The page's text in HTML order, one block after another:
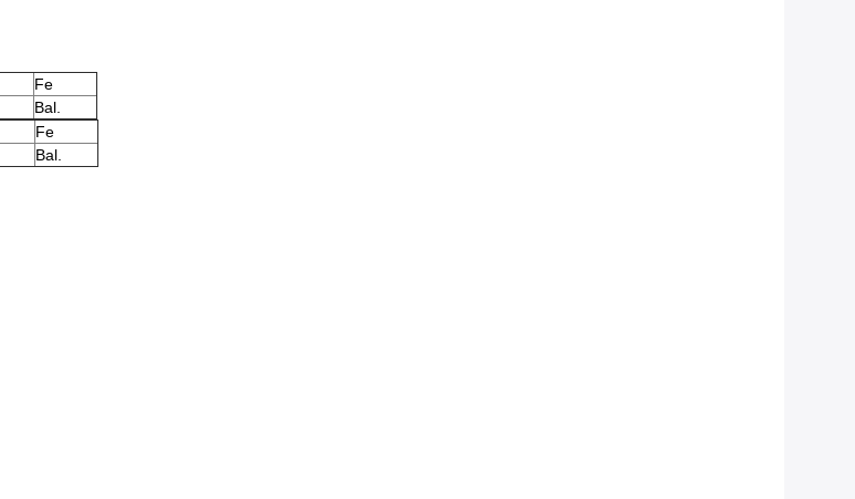
Fe
Bal.
Fe
Bal.